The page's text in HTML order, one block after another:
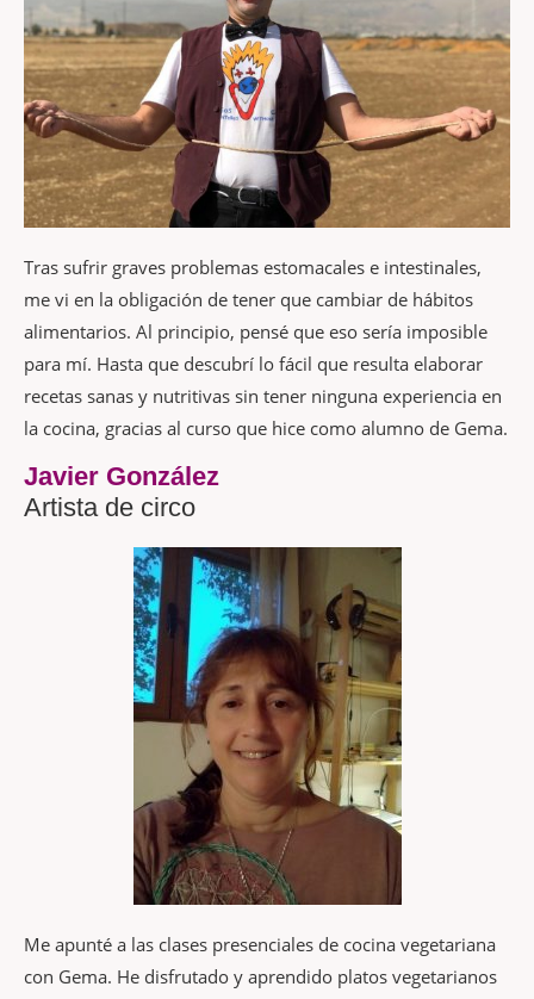
Tras sufrir graves problemas estomacales e intestinales,
me vi en la obligación de tener que cambiar de hábitos
alimentarios. Al principio, pensé que eso sería imposible
para mí. Hasta que descubrí lo fácil que resulta elaborar
recetas sanas y nutritivas sin tener ninguna experiencia en
la cocina, gracias al curso que hice como alumno de Gema.
Javier González
Artista de circo
Me apunté a las clases presenciales de cocina vegetariana
con Gema. He disfrutado y aprendido platos vegetarianos